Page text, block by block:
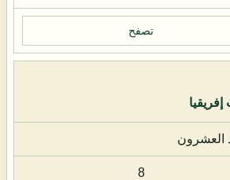
تصفح
العشرون
8